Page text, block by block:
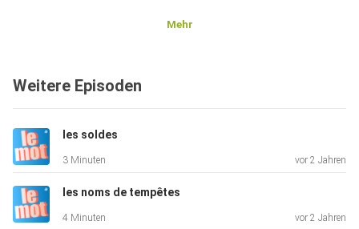
Mehr
Weitere Episoden
les soldes
3 Minuten vor 2 Jahren
les noms de tempêtes
4 Minuten vor 2 Jahren